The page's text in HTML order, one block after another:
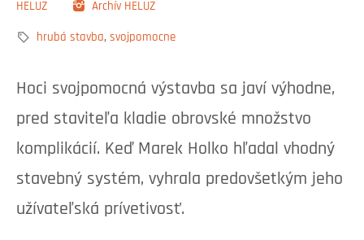
HELUZ
Archív HELUZ
hrubá stavba, svojpomocne
Hoci svojpomocná výstavba sa javí výhodne,
pred staviteľa kladie obrovské množstvo
komplikácií. Keď Marek Holko hľadal vhodný
stavebný systém, vyhrala predovšetkým jeho
užívateľská prívetivosť.